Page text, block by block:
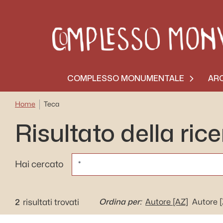
COMPLESSO MONUMENTALE
Home Teca
Risultato della
Hai cercato
2 risultati trovati Ordina per: Autore [AZ] Autore